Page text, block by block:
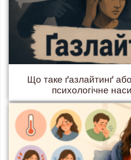
Що таке ґазлайтинґ
психологічне